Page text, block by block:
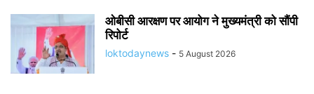
ओबीसी आरक्षण पर आयोग ने मुख्यमंत्री को सौंपी
रिपोर्ट
loktodaynews - 5 August 2026